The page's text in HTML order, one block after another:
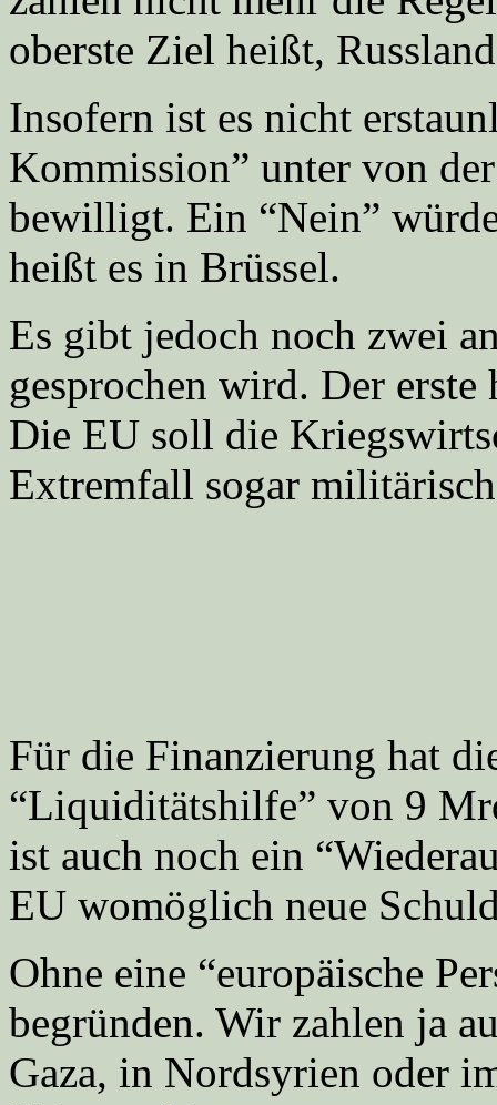
oberste Ziel heißt,
Insofern ist es nicht
Kommission” unter von
bewilligt. Ein “Nein”
heißt es in Brüssel.
Es gibt jedoch noch zwei
gesprochen wird. Der
Die EU soll die
Extremfall sogar
Für die Finanzierung hat
“Liquiditätshilfe” von 9
ist auch noch ein
EU womöglich neue
Ohne eine “europäische
begründen. Wir zahlen ja
Gaza, in Nordsyrien oder